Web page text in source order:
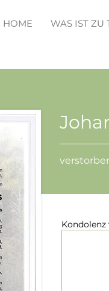
HOME WAS IST ZU
Kondolenz